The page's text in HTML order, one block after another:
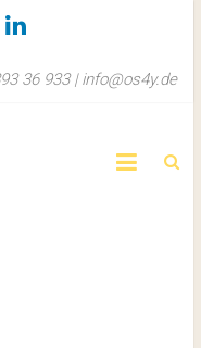
36 933 | info@os4y.de